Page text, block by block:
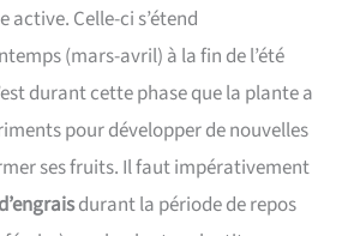
active. Celle-ci s’étend
(mars-avril) à la fin de l’été
durant cette phase que la plante a
pour développer de nouvelles
ses fruits. Il faut impérativement
durant la période de repos